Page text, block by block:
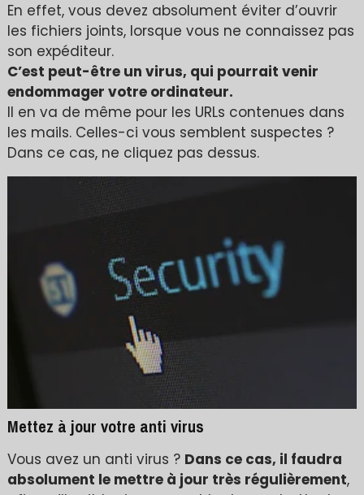
En effet, vous devez absolument éviter d’ouvrir
les fichiers joints, lorsque vous ne connaissez pas
son expéditeur.
C’est peut-être un virus, qui pourrait venir
endommager votre ordinateur.
Il en va de même pour les URLs contenues dans
les mails. Celles-ci vous semblent suspectes ?
Dans ce cas, ne cliquez pas dessus.
Mettez à jour votre anti virus
Vous avez un anti virus ? Dans ce cas, il faudra
absolument le mettre à jour très régulièrement,